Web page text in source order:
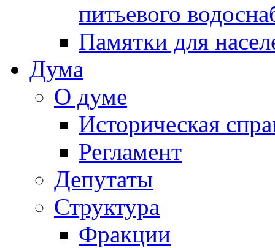
питьевого
Памятки для
Дума
О думе
Историческая
Регламент
Депутаты
Структура
Фракции